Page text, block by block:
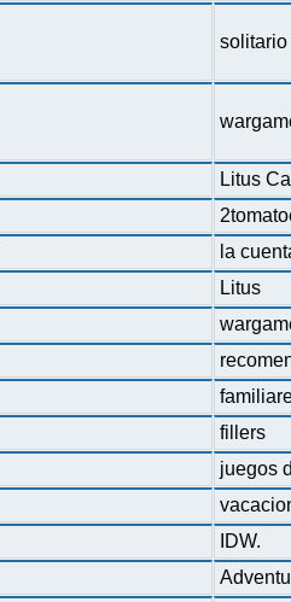
solitario
Litus
la
Litus
fillers
juegos
IDW.